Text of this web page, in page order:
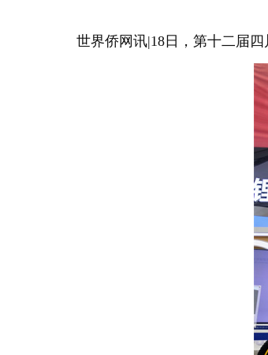
世界侨网讯|18日，第十二届四